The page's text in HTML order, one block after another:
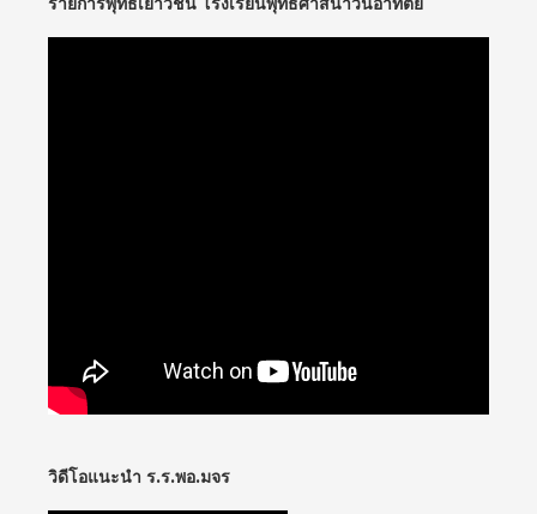
วิดีโอแนะนำ ร.ร.พอ.มจร